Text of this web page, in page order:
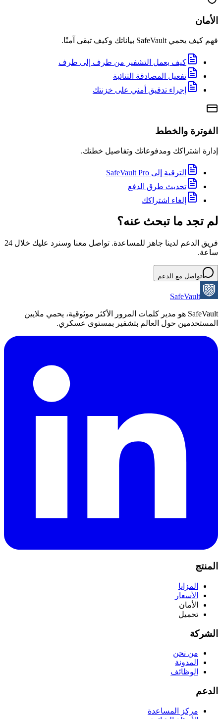
الأمان
فهم كيف يحمي SafeVault بياناتك وكيف تبقى آمنًا.
كيف يعمل التشفير من طرف إلى طرف
تفعيل المصادقة الثنائية
إجراء تدقيق أمني على خزنتك
الفوترة والخطط
إدارة اشتراكك ومدفوعاتك وتفاصيل خطتك.
الترقية إلى SafeVault Pro
تحديث طرق الدفع
إلغاء اشتراكك
لم تجد ما تبحث عنه؟
فريق الدعم لدينا جاهز للمساعدة. تواصل معنا وسنرد عليك خلال 24
ساعة.
تواصل مع الدعم
SafeVault
SafeVault هو مدير كلمات المرور الأكثر موثوقية، يحمي ملايين
المستخدمين حول العالم بتشفير بمستوى عسكري.
المنتج
المزايا
الأسعار
الأمان
تحميل
الشركة
من نحن
المدونة
الوظائف
الدعم
مركز المساعدة